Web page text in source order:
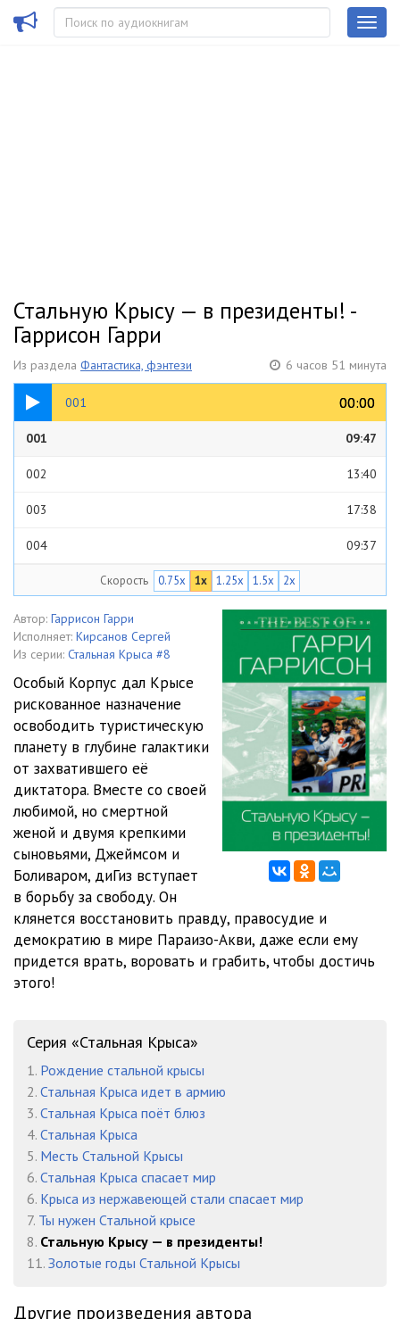
Стальную Крысу — в президенты! -
Гаррисон Гарри
Из раздела Фантастика, фэнтези 6 часов 51 минута
001 00:00
00:00
09:47
001 09:47
002 13:40
003 17:38
004 09:37
006 12:45
007 13:31
008 09:21
009 13:55
13:14
011 17:49
012 17:37
014
015 09:34
016
018
019
020
021
022
023
024
Скорость 0.75x 1x 1.25x 1.5x 2x
Автор: Гаррисон Гарри
Исполняет: Кирсанов Сергей
Из серии: Стальная Крыса #8
Особый Корпус дал Крысе
рискованное назначение
освободить туристическую
планету в глубине галактики
от захватившего её
диктатора. Вместе со своей
любимой, но смертной
женой и двумя крепкими
сыновьями, Джеймсом и
Боливаром, диГиз вступает
в борьбу за свободу. Он
клянется восстановить правду, правосудие и
демократию в мире Параизо-Акви, даже если ему
придется врать, воровать и грабить, чтобы достичь
этого!
Серия «Стальная Крыса»
1. Рождение стальной крысы
2. Стальная Крыса идет в армию
3. Стальная Крыса поёт блюз
4. Стальная Крыса
5. Месть Стальной Крысы
6. Стальная Крыса спасает мир
6. Крыса из нержавеющей стали спасает мир
7. Ты нужен Стальной крысе
8. Стальную Крысу — в президенты!
11. Золотые годы Стальной Крысы
Другие произведения автора